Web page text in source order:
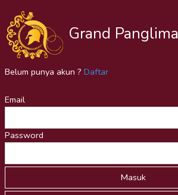
Grand Panglima
Belum punya akun ? Daftar
Email
Password
Masuk